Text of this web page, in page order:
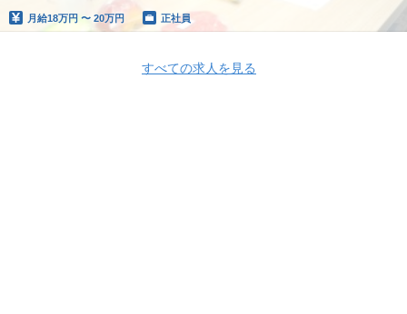
月給18万円 〜 20万円 正社員
すべての求人を見る